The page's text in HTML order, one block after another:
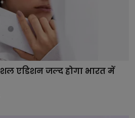
एडिशन जल्द होगा भारत में